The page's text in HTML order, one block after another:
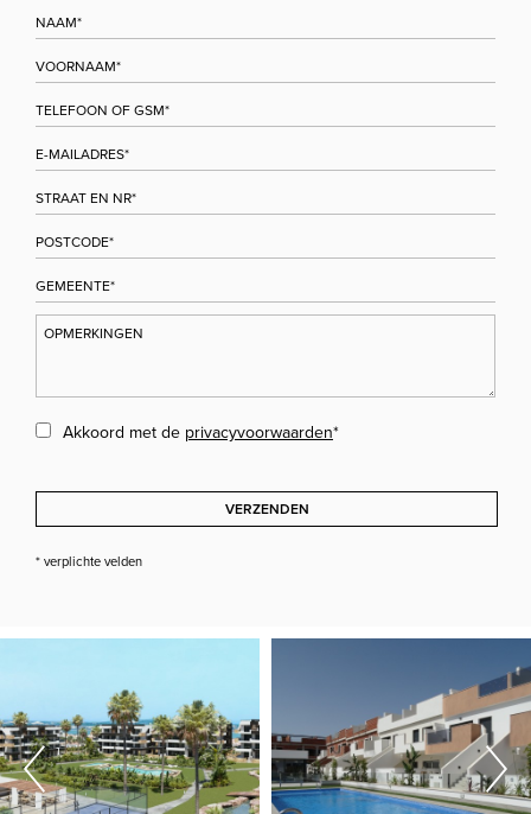
Akkoord met de privacyvoorwaarden*
VERZENDEN
* verplichte velden